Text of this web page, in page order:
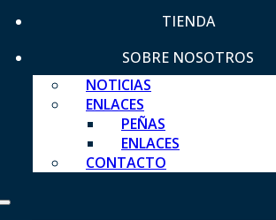
TIENDA
SOBRE NOSOTROS
NOTICIAS
ENLACES
PEÑAS
ENLACES
CONTACTO